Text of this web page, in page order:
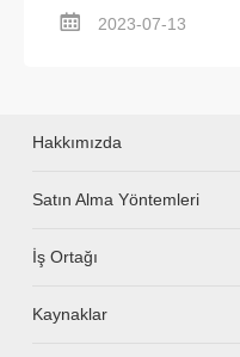
2023-07-13
Hakkımızda
Satın Alma Yöntemleri
İş Ortağı
Kaynaklar